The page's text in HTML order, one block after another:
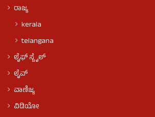
ರಾಜ್ಯ
kerala
telangana
ಲೈಫ್ ಸ್ಟೈಲ್
ಲೈವ್
ವಾಣಿಜ್ಯ
ವಿಡಿಯೋ